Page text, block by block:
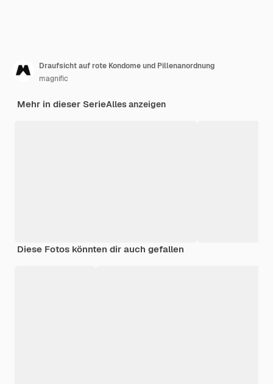
Draufsicht auf rote Kondome und Pillenanordnung
magnific
Mehr in dieser SerieAlles anzeigen
Diese Fotos könnten dir auch gefallen